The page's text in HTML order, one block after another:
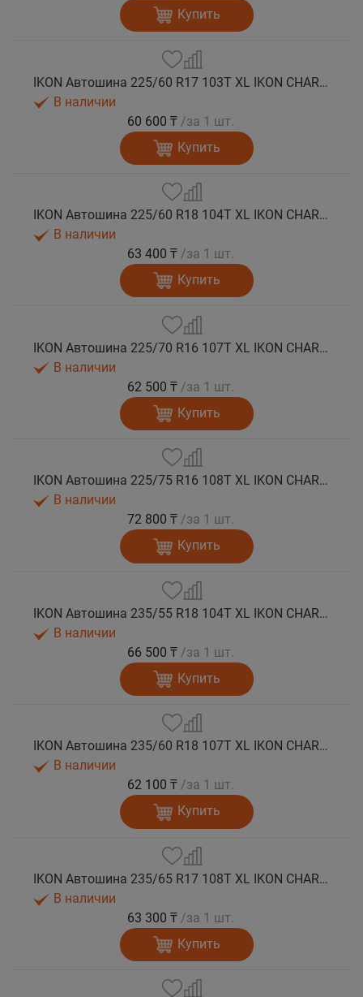
Купить
IKON Автошина 225/60 R17 103T XL IKON CHARACTER ICE 7 SUV шип.
В наличии
60 600 ₸ /за 1 шт.
Купить
IKON Автошина 225/60 R18 104T XL IKON CHARACTER ICE 7 SUV шип.
В наличии
63 400 ₸ /за 1 шт.
Купить
IKON Автошина 225/70 R16 107T XL IKON CHARACTER ICE 7 SUV шип.
В наличии
62 500 ₸ /за 1 шт.
Купить
IKON Автошина 225/75 R16 108T XL IKON CHARACTER ICE 7 SUV шип.
В наличии
72 800 ₸ /за 1 шт.
Купить
IKON Автошина 235/55 R18 104T XL IKON CHARACTER ICE 7 SUV шип.
В наличии
66 500 ₸ /за 1 шт.
Купить
IKON Автошина 235/60 R18 107T XL IKON CHARACTER ICE 7 SUV шип.
В наличии
62 100 ₸ /за 1 шт.
Купить
IKON Автошина 235/65 R17 108T XL IKON CHARACTER ICE 7 SUV шип.
В наличии
63 300 ₸ /за 1 шт.
Купить